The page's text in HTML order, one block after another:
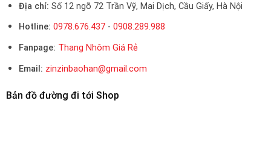
Địa chỉ: Số 12 ngõ 72 Trần Vỹ, Mai Dịch, Cầu Giấy, Hà Nội
Hotline: 0978.676.437- 0908.289.988
Fanpage: Thang Nhôm Giá Rẻ
Email: zinzinbaohan@gmail.com
Bản đồ đường đi tới Shop